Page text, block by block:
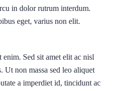
in dolor rutrum interdum.
eget, varius non elit.
enim. Sed sit amet elit ac nisl
Ut non massa sed leo aliquet
a imperdiet id, tincidunt ac